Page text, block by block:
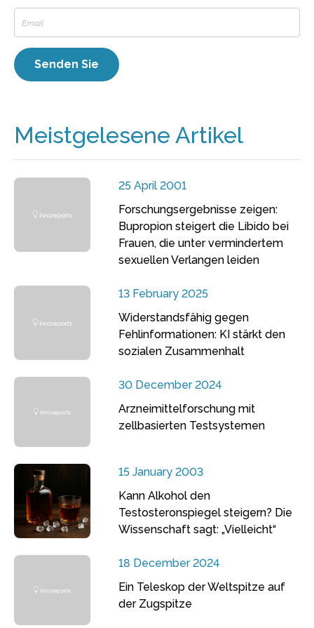
Meistgelesene Artikel
25 April 2001
Forschungsergebnisse zeigen:
Bupropion steigert die Libido bei
Frauen, die unter vermindertem
sexuellen Verlangen leiden
13 February 2025
Widerstandsfähig gegen
Fehlinformationen: KI stärkt den
sozialen Zusammenhalt
30 December 2024
Arzneimittelforschung mit
zellbasierten Testsystemen
15 January 2003
Kann Alkohol den
Testosteronspiegel steigern? Die
Wissenschaft sagt: „Vielleicht“
18 December 2024
Ein Teleskop der Weltspitze auf
der Zugspitze